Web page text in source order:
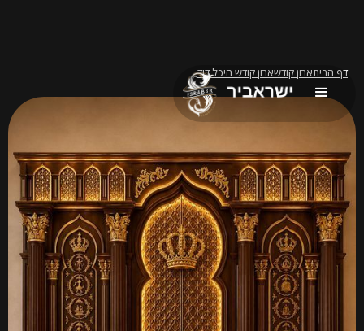
דף הביתארון קודשארון קודש היכל דוד